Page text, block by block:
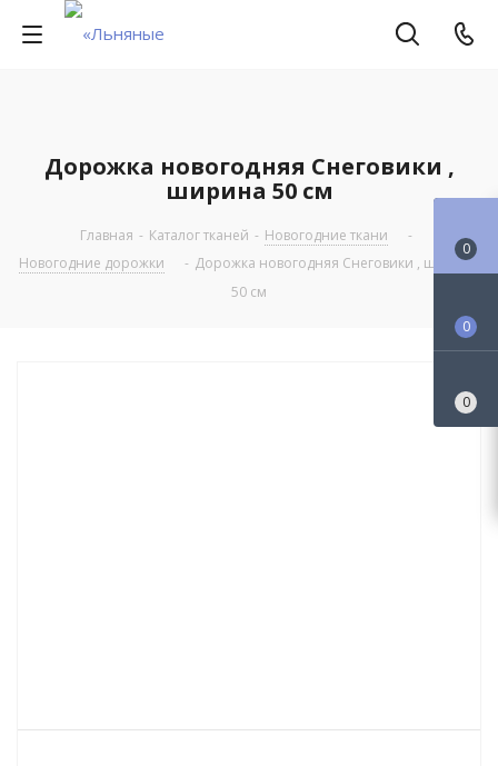
Дорожка новогодняя Снеговики ,
ширина 50 см
Главная - Каталог тканей - Новогодние ткани
-
Новогодние дорожки
- Дорожка новогодняя Снеговики , ширина
50 см
0
0
0